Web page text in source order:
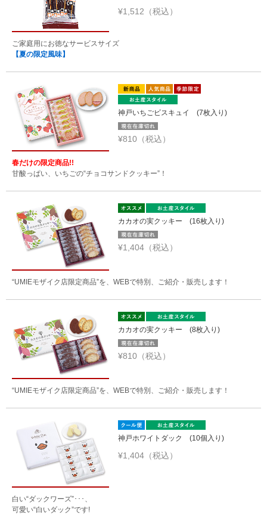
¥1,512（税込）
ご家庭用にお徳なサービスサイズ
【夏の限定風味】
神戸いちごビスキュイ (7枚入り)
¥810（税込）
春だけの限定商品!!
甘酸っぱい、いちごの“チョコサンドクッキー”！
カカオの実クッキー (16枚入り)
¥1,404（税込）
“UMIEモザイク店限定商品”を、WEBで特別、ご紹介・販売します！
カカオの実クッキー (8枚入り)
¥810（税込）
“UMIEモザイク店限定商品”を、WEBで特別、ご紹介・販売します！
神戸ホワイトダック (10個入り)
¥1,404（税込）
白い“ダックワーズ”･･･、
可愛い“白いダック”です!